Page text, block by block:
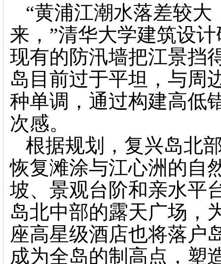
“黄浦江潮水落差较
来，”清华大学建筑设
现有的防汛墙把江景挡
岛目前过于平坦，与周
种单调，通过构建高低
次感。
根据规划，复兴岛北
恢复滩涂与江心洲的自
坡、景观台阶和亲水平
岛北中部的露天广场，
座高星级酒店也将落户
成为全岛的制高点，塑